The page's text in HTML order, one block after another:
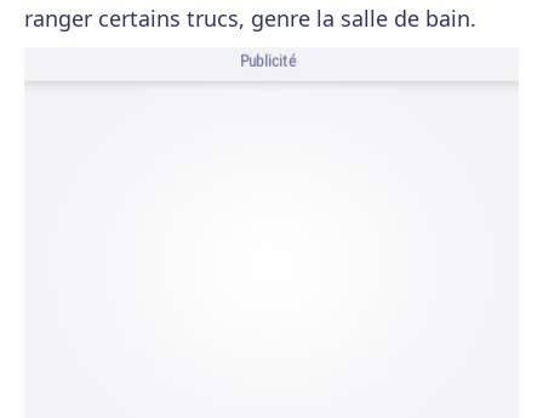
ranger certains trucs, genre la salle de bain.
Publicité